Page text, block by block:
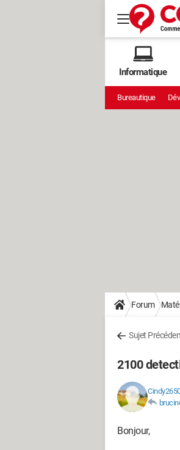
Informatique
Bureautique
Forum
Sujet
2100
Bonjour,